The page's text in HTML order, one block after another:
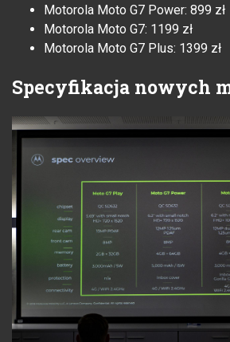
Motorola Moto G7 Power: 899 zł
Motorola Moto G7: 1199 zł
Motorola Moto G7 Plus: 1399 zł
Specyfikacja nowych